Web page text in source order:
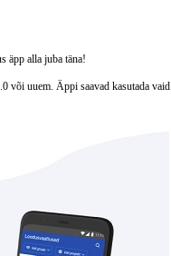
äpp alla juba täna!
või uuem. Äppi saavad kasutada vaid